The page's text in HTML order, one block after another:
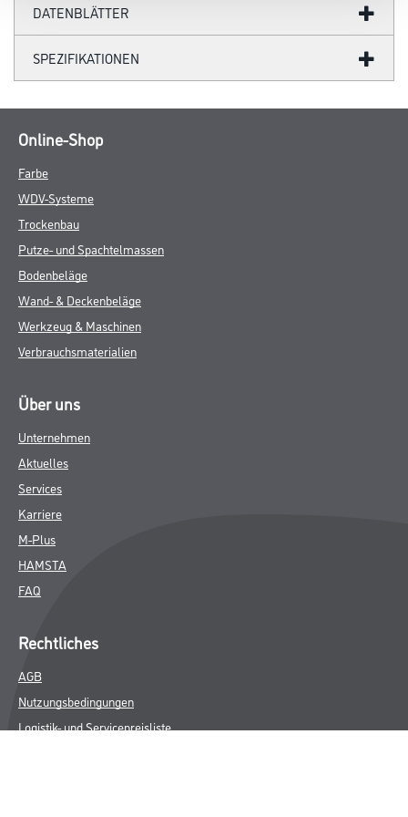
DATENBLÄTTER
SPEZIFIKATIONEN
Online-Shop
Farbe
WDV-Systeme
Trockenbau
Putze- und Spachtelmassen
Bodenbeläge
Wand- & Deckenbeläge
Werkzeug & Maschinen
Verbrauchsmaterialien
Über uns
Unternehmen
Aktuelles
Services
Karriere
M-Plus
HAMSTA
FAQ
Rechtliches
AGB
Nutzungsbedingungen
Logistik- und Servicepreisliste